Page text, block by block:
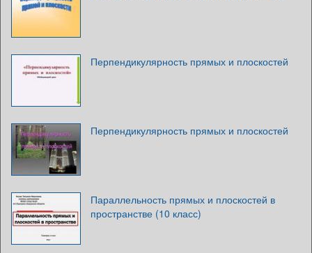
Перпендикулярность прямых и плоскостей
Перпендикулярность прямых и плоскостей
Параллельность прямых и плоскостей в
пространстве (10 класс)